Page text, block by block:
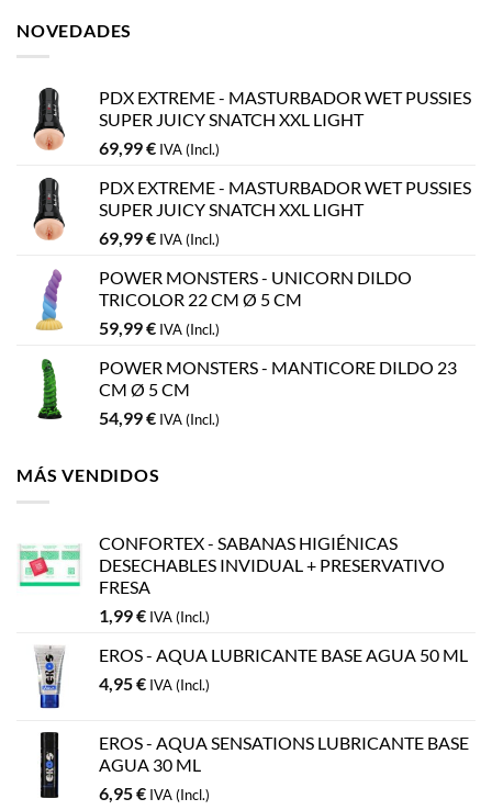
NOVEDADES
PDX EXTREME - MASTURBADOR WET PUSSIES
SUPER JUICY SNATCH XXL LIGHT
69,99€ IVA (Incl.)
PDX EXTREME - MASTURBADOR WET PUSSIES
SUPER JUICY SNATCH XXL LIGHT
69,99€ IVA (Incl.)
POWER MONSTERS - UNICORN DILDO
TRICOLOR 22 CM Ø 5 CM
59,99€ IVA (Incl.)
POWER MONSTERS - MANTICORE DILDO 23
CM Ø 5 CM
54,99€ IVA (Incl.)
MÁS VENDIDOS
CONFORTEX - SABANAS HIGIÉNICAS
DESECHABLES INVIDUAL + PRESERVATIVO
FRESA
1,99€ IVA (Incl.)
EROS - AQUA LUBRICANTE BASE AGUA 50 ML
4,95€ IVA (Incl.)
EROS - AQUA SENSATIONS LUBRICANTE BASE
AGUA 30 ML
6,95€ IVA (Incl.)